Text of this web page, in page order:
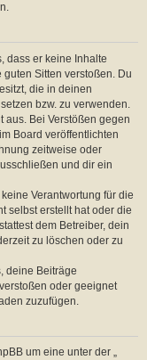
dass er keine Inhalte
Sitten verstoßen. Du
die in deinen
bzw. zu verwenden.
aus. Bei Verstößen gegen
Board veröffentlichten
zeitweise oder
und dir ein
Verantwortung für die
selbst erstellt hat oder die
dem Betreiber, dein
zu löschen oder zu
deine Beiträge
oder geeignet
zuzufügen.
um eine unter der „